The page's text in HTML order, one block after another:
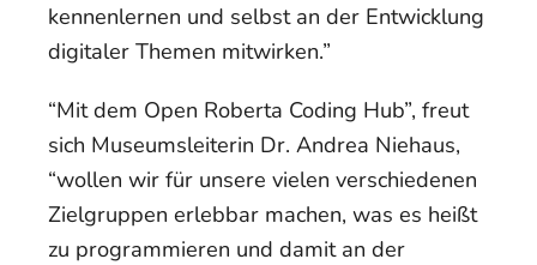
kennenlernen und selbst an der Entwicklung
digitaler Themen mitwirken.”
“Mit dem Open Roberta Coding Hub”, freut
sich Museumsleiterin Dr. Andrea Niehaus,
“wollen wir für unsere vielen verschiedenen
Zielgruppen erlebbar machen, was es heißt
zu programmieren und damit an der